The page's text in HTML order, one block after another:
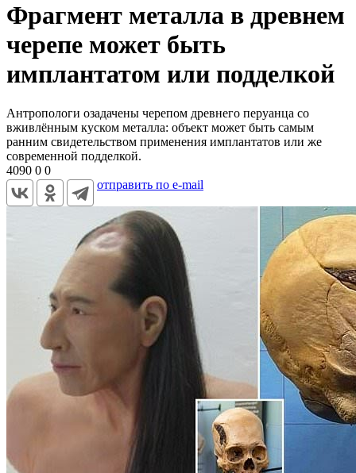
Фрагмент металла в древнем
черепе может быть
имплантатом или подделкой
Антропологи озадачены черепом древнего перуанца со
вживлённым куском металла: объект может быть самым
ранним свидетельством применения имплантатов или же
современной подделкой.
4090 0 0
отправить по e-mail